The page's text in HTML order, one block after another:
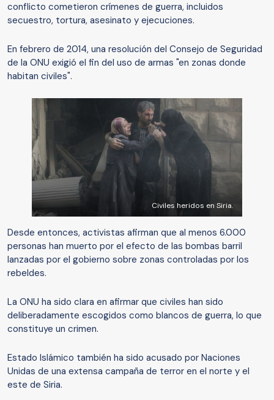
conflicto cometieron crímenes de guerra, incluidos
secuestro, tortura, asesinato y ejecuciones.
En febrero de 2014, una resolución del Consejo de Seguridad
de la ONU exigió el fin del uso de armas "en zonas donde
habitan civiles".
Civiles heridos en Siria.
Desde entonces, activistas afirman que al menos 6.000
personas han muerto por el efecto de las bombas barril
lanzadas por el gobierno sobre zonas controladas por los
rebeldes.
La ONU ha sido clara en afirmar que civiles han sido
deliberadamente escogidos como blancos de guerra, lo que
constituye un crimen.
Estado Islámico también ha sido acusado por Naciones
Unidas de una extensa campaña de terror en el norte y el
este de Siria.